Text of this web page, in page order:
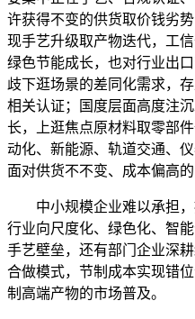
许获得不变的供货取价钱劣
现手艺升级取产物迭代，工
绿色节能成长，也对行业出
歧下逛场景的差同化需求，
相关认证；国度层面高度注
长，上逛焦点原材料取零部
动化、新能源、轨道交通、
面对供货不不变、成本偏高的
中小规模企业难以承担，
行业向尺度化、绿色化、智
手艺壁垒，还有部门企业深
合做模式，节制成本实现错
制高端产物的市场普及。